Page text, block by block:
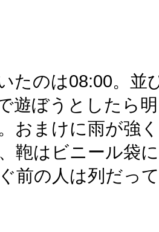
たのは08:00。並
遊ぼうとしたら
おまけに雨が強
鞄はビニール袋
前の人は列だっ